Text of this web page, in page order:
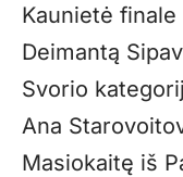
Kaunietė
Deimantą
Svorio
Ana
Masiokaitę iš